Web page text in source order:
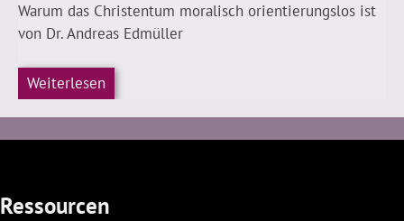
Warum das Christentum moralisch orientierungslos ist
von Dr. Andreas Edmüller
Weiterlesen
Ressourcen